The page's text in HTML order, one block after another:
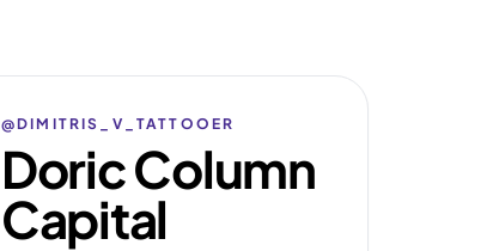
@DIMITRIS_V_TATTOOER
Doric Column
Capital